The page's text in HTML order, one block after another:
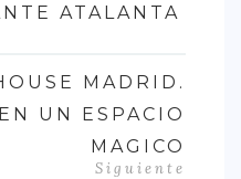
ATALANTA
MADRID.
UN ESPACIO
MAGICO
Siguiente